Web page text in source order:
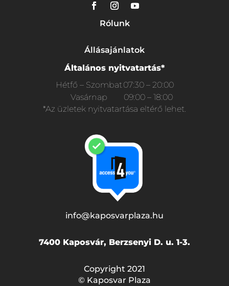
Rólunk
Állásajánlatok
Általános nyitvatartás*
Hétfő – Szombat07:30 – 20:00
Vasárnap
09:00 – 18:00
*Az üzletek nyitvatartása eltérő lehet.
info@kaposvarplaza.hu
7400 Kaposvár, Berzsenyi D. u. 1-3.
Copyright 2021
© Kaposvar Plaza